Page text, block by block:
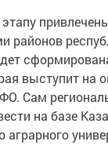
районов
выступит на
Сам
на базе
аграрного